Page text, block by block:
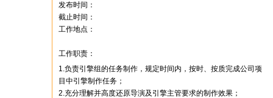
发布时间：
截止时间：
工作地点：
工作职责：
1.负责引擎组的任务制作，规定时间内，按时、按质完成公司项
目中引擎制作任务；
2.充分理解并高度还原导演及引擎主管要求的制作效果；